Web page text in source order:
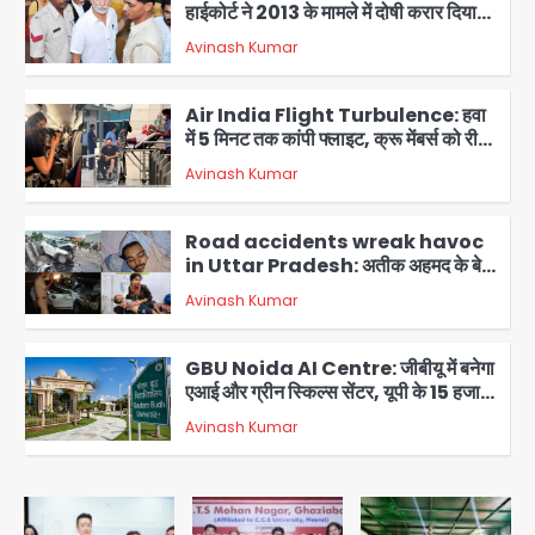
2
हाईकोर्ट ने 2013 के मामले में दोषी करार दिया,
10 साल की सजा सुनाई
Avinash Kumar
3
Air India Flight Turbulence: हवा
में 5 मिनट तक कांपी फ्लाइट, क्रू मेंबर्स को रीढ़
की हड्डी में गंभीर चोट; नागरिक उड्डयन मंत्री
पहुंचे अस्पताल
Avinash Kumar
4
Road accidents wreak havoc
in Uttar Pradesh: अतीक अहमद के बेटे
अबान की मौत, हमीरपुर में बस-टैंकर भिड़ंत में
तीन की जान गई
Avinash Kumar
5
GBU Noida AI Centre: जीबीयू में बनेगा
एआई और ग्रीन स्किल्स सेंटर, यूपी के 15 हजार
युवाओं को मिलेगा फ्री ट्रेनिंग
Avinash Kumar
Noida Sector-105: खूंखार कुत्तों और
बेपरवाह मालिकों की गुंडागर्दी पर आरडब्ल्यूए